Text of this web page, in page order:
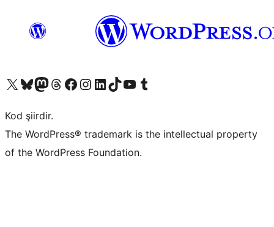
X (eski Twitter) hesabımıza bakın
Bluesky hesabımızı ziyaret edinMastodon hesabımızı ziyaret edinThreads hesabımızı ziyaret edinFacebook sayfamızı ziyaret edinInstagram hesabımızı ziyaret edinLinkedIn hesabımızı ziyaret edinTikTok hesabımızı ziyaret edinYouTube kanalımızı ziyaret edinTumblr hesabımızı ziyaret edin
Kod şiirdir.
The WordPress® trademark is the intellectual property
of the WordPress Foundation.